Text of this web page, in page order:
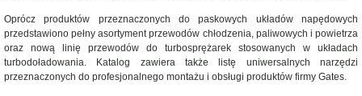
Oprócz produktów przeznaczonych do paskowych układów napędowych
przedstawiono pełny asortyment przewodów chłodzenia, paliwowych i powietrza
oraz nową linię przewodów do turbosprężarek stosowanych w układach
turbodoładowania. Katalog zawiera także listę uniwersalnych narzędzi
przeznaczonych do profesjonalnego montażu i obsługi produktów firmy Gates.